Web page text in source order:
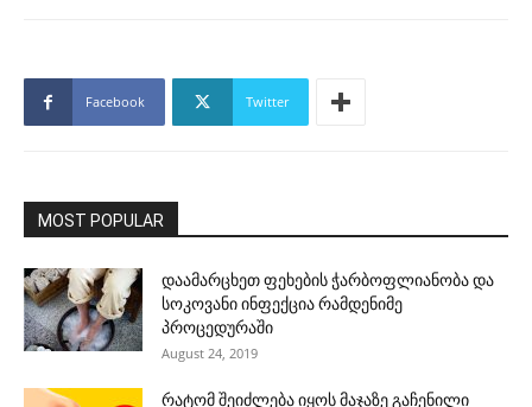
Facebook Twitter
MOST POPULAR
დაამარცხეთ ფეხების ჭარბოფლიანობა და
სოკოვანი ინფექცია რამდენიმე
პროცედურაში
August 24, 2019
რატომ შეიძლება იყოს მაჯაზე გაჩენილი